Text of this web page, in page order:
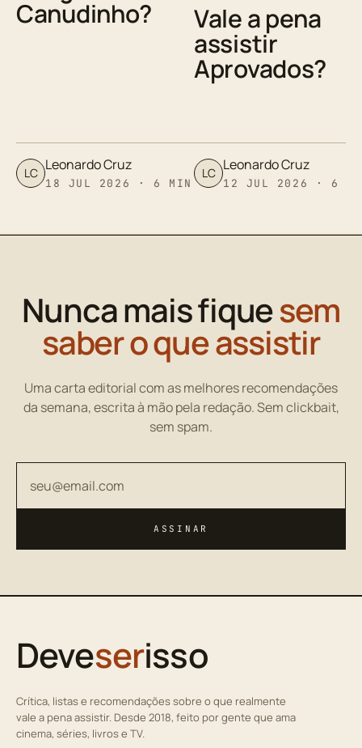
Canudinho?
LC Leonardo Cruz
18 JUL 2026 · 6 MIN
Vale a pena
assistir
Aprovados?
LC Leonardo Cruz
12 JUL 2026 · 6
Nunca mais fiquesem
saber o que assistir
Uma carta editorial com as melhores recomendações
da semana, escrita à mão pela redação. Sem clickbait,
sem spam.
ASSINAR
Deveserisso
Crítica, listas e recomendações sobre o que realmente
vale a pena assistir. Desde 2018, feito por gente que ama
cinema, séries, livros e TV.